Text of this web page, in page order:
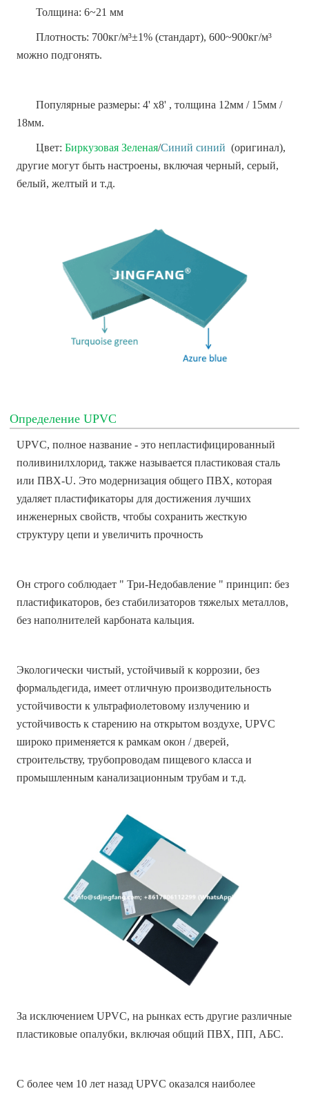
Толщина: 6~21 мм
Плотность: 700кг/м³±1% (стандарт), 600~900кг/м³
можно подгонять.
Популярные размеры: 4' x8' , толщина 12мм / 15мм /
18мм.
Цвет:Биркузовая Зеленая/Синий синий (оригинал),
другие могут быть настроены, включая черный, серый,
белый, желтый и т.д.
Определение UPVC
UPVC, полное название - это непластифицированный
поливинилхлорид, также называется пластиковая сталь
или ПВХ-U. Это модернизация общего ПВХ, которая
удаляет пластификаторы для достижения лучших
инженерных свойств, чтобы сохранить жесткую
структуру цепи и увеличить прочность
Он строго соблюдает " Три-Недобавление " принцип: без
пластификаторов, без стабилизаторов тяжелых металлов,
без наполнителей карбоната кальция.
Экологически чистый, устойчивый к коррозии, без
формальдегида, имеет отличную производительность
устойчивости к ультрафиолетовому излучению и
устойчивость к старению на открытом воздухе, UPVC
широко применяется к рамкам окон / дверей,
строительству, трубопроводам пищевого класса и
промышленным канализационным трубам и т.д.
За исключением UPVC, на рынках есть другие различные
пластиковые опалубки, включая общий ПВХ, ПП, АБС.
С более чем 10 лет назад UPVC оказался наиболее